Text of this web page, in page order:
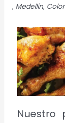
, Medellin,
Nuestro